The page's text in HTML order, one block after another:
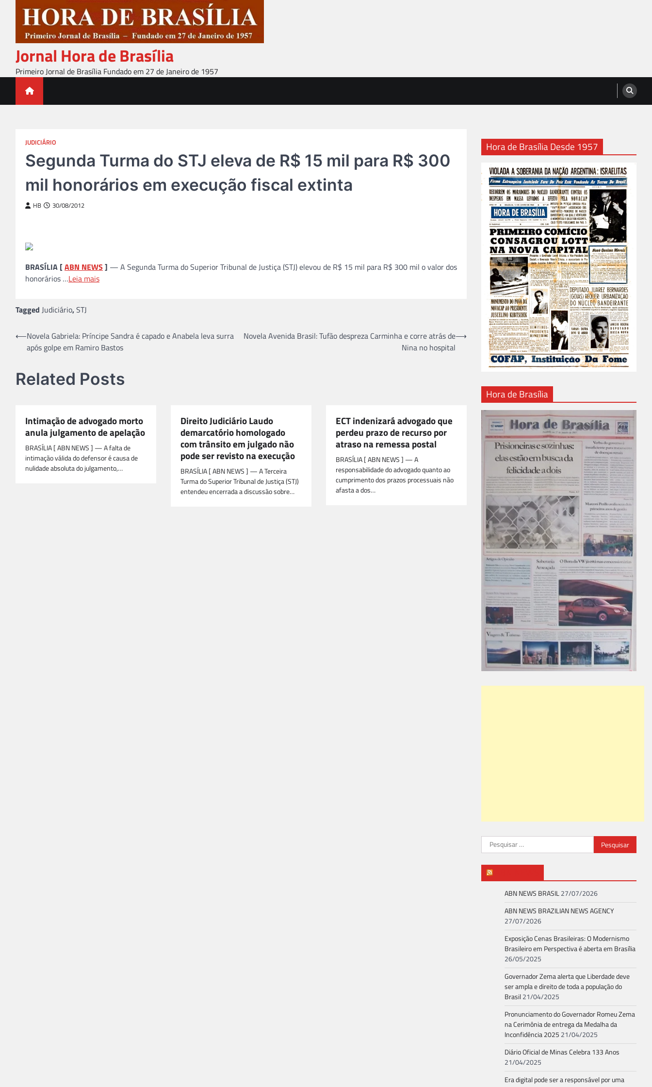
content
Jornal Hora de Brasília
Primeiro Jornal de Brasília Fundado em 27 de Janeiro de 1957
JUDICIÁRIO
Segunda Turma do STJ eleva de R$ 15 mil para R$ 300
mil honorários em execução fiscal extinta
HB 30/08/2012
BRASÍLIA [ABN NEWS ] — A Segunda Turma do Superior Tribunal de Justiça (STJ) elevou de R$ 15 mil para R$ 300 mil o valor dos
honorários …Leia mais
Tagged Judiciário,STJ
Navegação
⟵Novela Gabriela: Príncipe Sandra é capado e Anabela leva surra
após golpe em Ramiro Bastos
Novela Avenida Brasil: Tufão despreza Carminha e corre atrás de
Nina no hospital
⟶
Related Posts
Intimação de advogado morto
anula julgamento de apelação
BRASÍLIA [ ABN NEWS ] — A falta de
intimação válida do defensor é causa de
nulidade absoluta do julgamento,…
Direito Judiciário Laudo
demarcatório homologado
com trânsito em julgado não
pode ser revisto na execução
BRASÍLIA [ ABN NEWS ] — A Terceira
Turma do Superior Tribunal de Justiça (STJ)
entendeu encerrada a discussão sobre…
ECT indenizará advogado que
perdeu prazo de recurso por
atraso na remessa postal
BRASÍLIA [ ABN NEWS ] — A
responsabilidade do advogado quanto ao
cumprimento dos prazos processuais não
afasta a dos…
Hora de Brasília Desde 1957
Hora de Brasília
Pesquisar
por:
ABN NEWS BRASIL27/07/2026
ABN NEWS BRAZILIAN NEWS AGENCY
27/07/2026
Exposição Cenas Brasileiras: O Modernismo
Brasileiro em Perspectiva é aberta em Brasília
26/05/2025
Governador Zema alerta que Liberdade deve
ser ampla e direito de toda a população do
Brasil21/04/2025
Pronunciamento do Governador Romeu Zema
na Cerimônia de entrega da Medalha da
Inconfidência 2025 21/04/2025
Diário Oficial de Minas Celebra 133 Anos
21/04/2025
Era digital pode ser a responsável por uma